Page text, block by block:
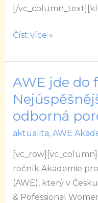
[/
Číst více »
AWE jde do
odborná
aktualita, AWE
ročník Akademie
(AWE), který v
& Pofessional
AWE
jde
finále!
Nejúspěšnější
projekt
vybere
odborná
porota